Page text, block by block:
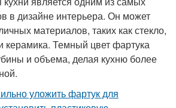
в дизайне интерьера. Он может
материалов, таких как стекло,
керамика. Темный цвет фартука
и объема, делая кухню более